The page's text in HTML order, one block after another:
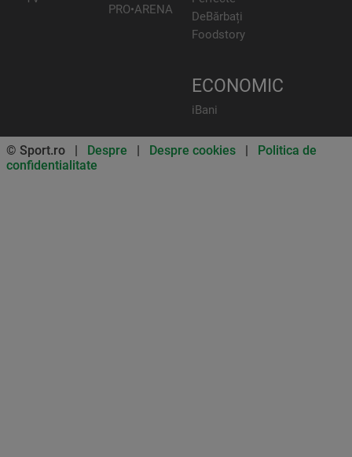
PRO•ARENA
DeBărbați
Foodstory
ECONOMIC
iBani
© Sport.ro | Despre | Despre cookies | Politica de
confidentialitate